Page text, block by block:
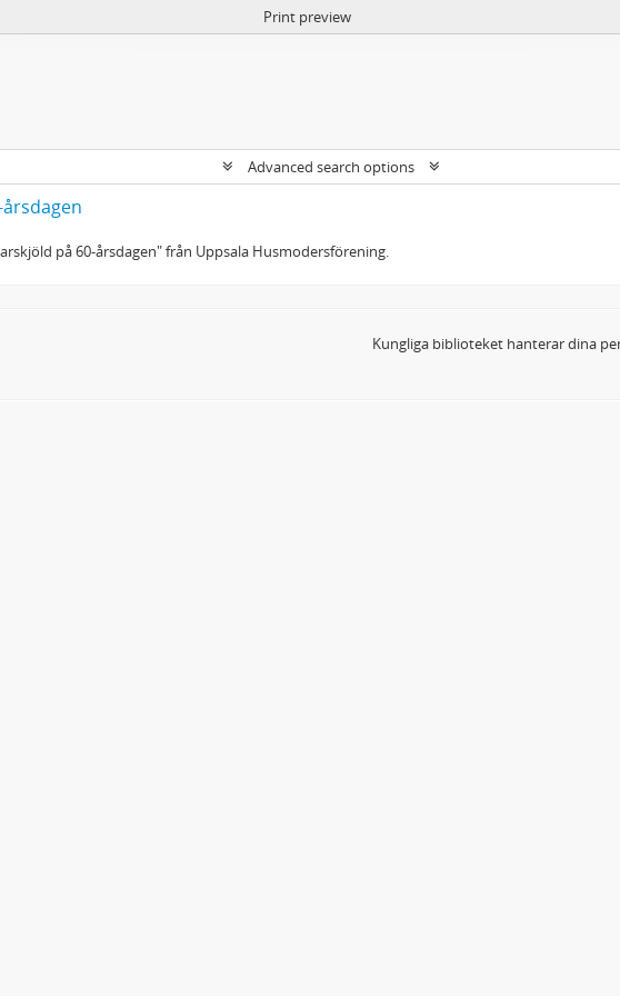
Print preview
Advanced search options
på 60-årsdagen" från Uppsala Husmodersförening.
Kungliga biblioteket hanterar dina